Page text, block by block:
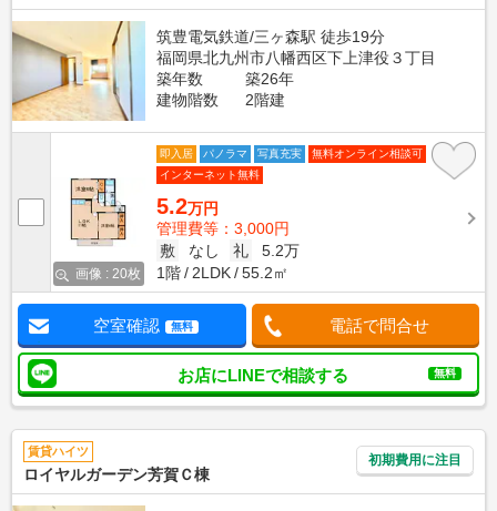
筑豊電気鉄道/三ヶ森駅 徒歩19分
福岡県北九州市八幡西区下上津役３丁目
築年数
築26年
建物階数
2階建
画像 : 20枚
即入居 パノラマ 写真充実
無料オンライン相談可
インターネット無料
5.2万円
管理費等：3,000円
敷
なし 礼
5.2万
1階
2LDK 55.2㎡
空室確認 無料 電話で問合せ
お店にLINEで相談する 無料
賃貸ハイツ
ロイヤルガーデン芳賀Ｃ棟
初期費用に注目